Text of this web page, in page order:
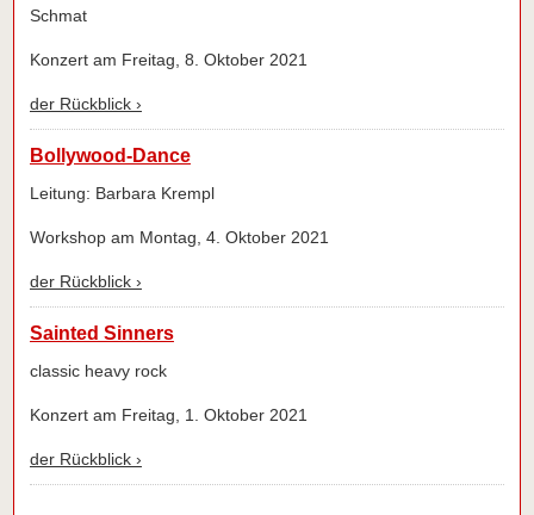
Schmat
Konzert am Freitag, 8. Oktober 2021
der Rückblick ›
Bollywood-Dance
Leitung: Barbara Krempl
Workshop am Montag, 4. Oktober 2021
der Rückblick ›
Sainted Sinners
classic heavy rock
Konzert am Freitag, 1. Oktober 2021
der Rückblick ›